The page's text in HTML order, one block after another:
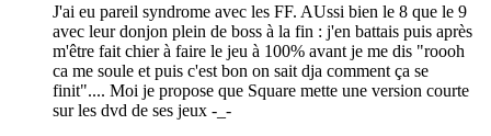
J'ai eu pareil syndrome avec les FF. AUssi bien le 8 que le 9
avec leur donjon plein de boss à la fin : j'en battais puis après
m'être fait chier à faire le jeu à 100% avant je me dis "roooh
ca me soule et puis c'est bon on sait dja comment ça se
finit".... Moi je propose que Square mette une version courte
sur les dvd de ses jeux -_-